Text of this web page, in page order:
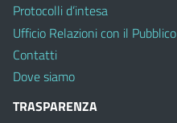
Protocolli d’intesa
Ufficio Relazioni con il Pubblico
Contatti
Dove siamo
TRASPARENZA